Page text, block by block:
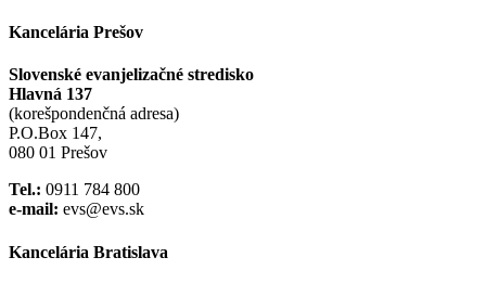
Kancelária Prešov
Slovenské evanjelizačné stredisko
Hlavná 137
(korešpondenčná adresa)
P.O.Box 147,
080 01 Prešov
Tel.: 0911 784 800
e-mail: evs@evs.sk
Kancelária Bratislava